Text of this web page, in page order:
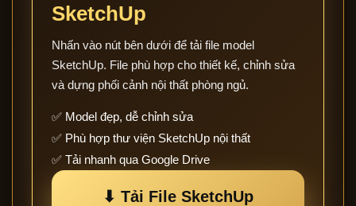
SketchUp
Nhấn vào nút bên dưới để tải file model
SketchUp. File phù hợp cho thiết kế, chỉnh sửa
và dựng phối cảnh nội thất phòng ngủ.
✅ Model đẹp, dễ chỉnh sửa
✅ Phù hợp thư viện SketchUp nội thất
✅ Tải nhanh qua Google Drive
⬇ Tải File SketchUp